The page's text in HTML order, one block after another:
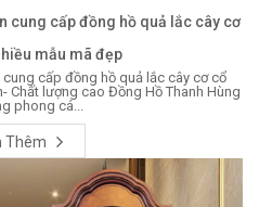
cung cấp đồng hồ quả lắc cây cơ
mẫu mã đẹp
cấp đồng hồ quả lắc cây cơ cổ
Chất lượng cao Đồng Hồ Thanh Hùng
phong cá...
Thêm